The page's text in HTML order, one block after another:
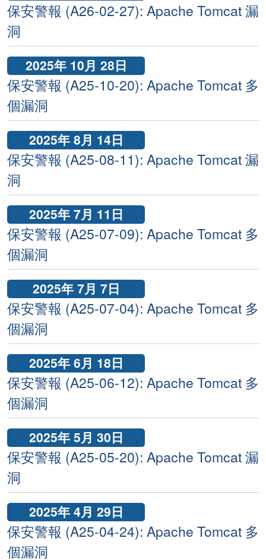
保安警報 (A26-02-27): Apache Tomcat 漏
洞
2025年 10月 28日
保安警報 (A25-10-20): Apache Tomcat 多
個漏洞
2025年 8月 14日
保安警報 (A25-08-11): Apache Tomcat 漏
洞
2025年 7月 11日
保安警報 (A25-07-09): Apache Tomcat 多
個漏洞
2025年 7月 7日
保安警報 (A25-07-04): Apache Tomcat 多
個漏洞
2025年 6月 18日
保安警報 (A25-06-12): Apache Tomcat 多
個漏洞
2025年 5月 30日
保安警報 (A25-05-20): Apache Tomcat 漏
洞
2025年 4月 29日
保安警報 (A25-04-24): Apache Tomcat 多
個漏洞